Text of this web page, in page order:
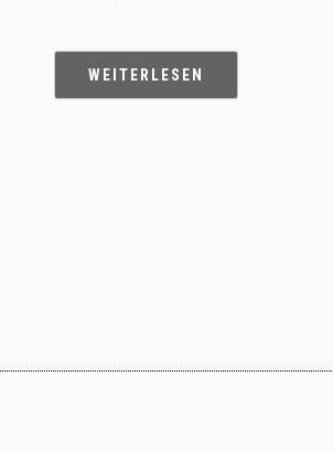
WEITERLESEN